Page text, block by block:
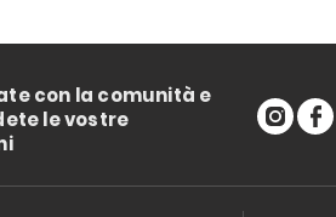
con la comunità e
le vostre